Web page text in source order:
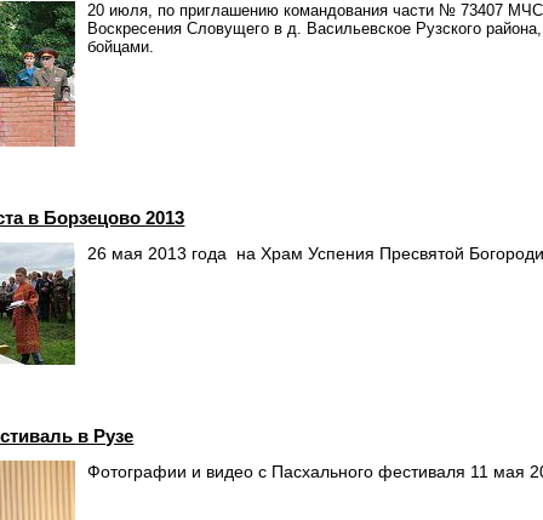
20 июля, по приглашению командования части № 73407
Воскресения Словущего в д. Васильевское Рузского
бойцами.
в Борзецово 2013
26 мая 2013 года на Храм Успения Пресвятой
в Рузе
Фотографии и видео с Пасхального фестиваля 11 мая